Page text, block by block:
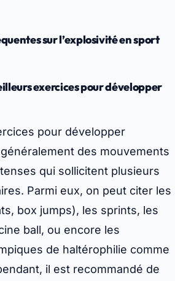
sur l’explosivité en sport
exercices pour développer
pour développer
des mouvements
qui sollicitent plusieurs
Parmi eux, on peut citer les
box jumps), les sprints, les
ball, ou encore les
de haltérophilie comme
il est recommandé de